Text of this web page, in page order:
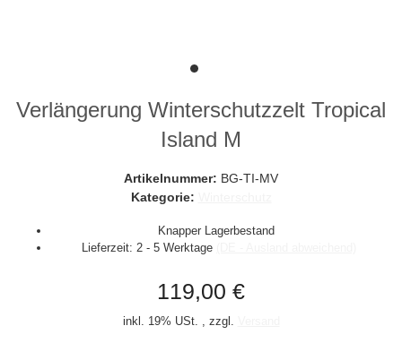
Verlängerung Winterschutzzelt Tropical
Island M
Artikelnummer: BG-TI-MV
Kategorie:
Knapper Lagerbestand
Lieferzeit: 2 - 5 Werktage
119,00 €
inkl. 19% USt. , zzgl.